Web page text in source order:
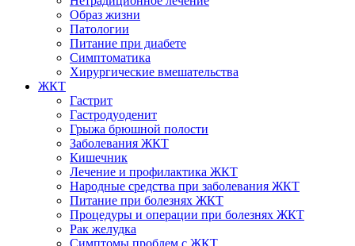
Образ жизни
Патологии
Питание при диабете
Симптоматика
Хирургические вмешательства
ЖКТ
Гастрит
Гастродуоденит
Грыжа брюшной полости
Заболевания ЖКТ
Кишечник
Лечение и профилактика ЖКТ
Народные средства при заболевания ЖКТ
Питание при болезнях ЖКТ
Процедуры и операции при болезнях ЖКТ
Рак желудка
Симптомы проблем с ЖКТ